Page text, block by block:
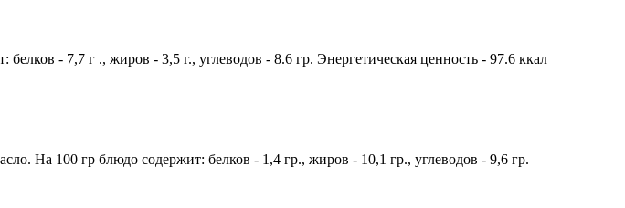
- 7,7 г ., жиров - 3,5 г., углеводов - 8.6 гр. Энергетическая ценность - 97.6 ккал
На 100 гр блюдо содержит: белков - 1,4 гр., жиров - 10,1 гр., углеводов - 9,6 гр.